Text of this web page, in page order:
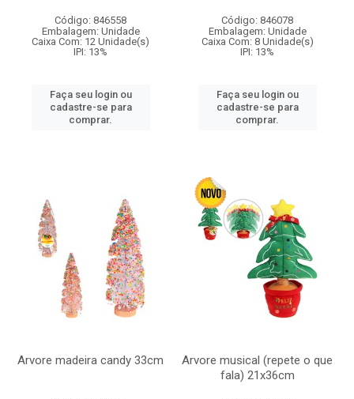
Código: 846558
Embalagem: Unidade
Caixa Com: 12 Unidade(s)
IPI: 13%
Faça seu login ou
cadastre-se para
comprar.
Código: 846078
Embalagem: Unidade
Caixa Com: 8 Unidade(s)
IPI: 13%
Faça seu login ou
cadastre-se para
comprar.
Arvore madeira candy 33cm
Arvore musical (repete o que
fala) 21x36cm